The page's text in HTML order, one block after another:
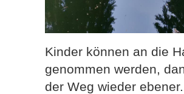
Kinder können an die
genommen werden,
der Weg wieder